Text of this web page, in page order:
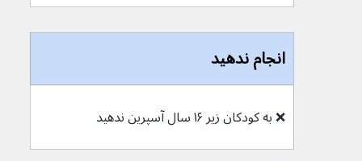
انجام ندهید
❌ به کودکان زیر ۱۶ سال آسپرین ندهید